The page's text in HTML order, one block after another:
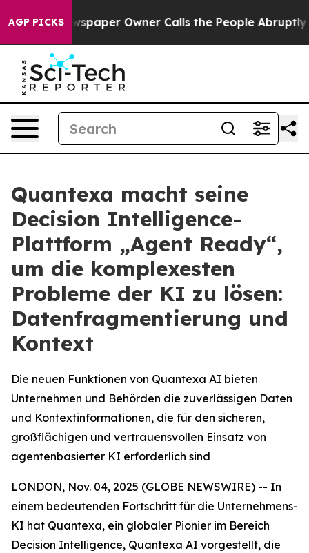
AGP PICKS
Newspaper Owner Calls the People Abruptly Laid
Quantexa macht seine
Decision Intelligence-
Plattform „Agent Ready“,
um die komplexesten
Probleme der KI zu lösen:
Datenfragmentierung und
Kontext
Die neuen Funktionen von Quantexa AI bieten
Unternehmen und Behörden die zuverlässigen Daten
und Kontextinformationen, die für den sicheren,
großflächigen und vertrauensvollen Einsatz von
agentenbasierter KI erforderlich sind
LONDON, Nov. 04, 2025 (GLOBE NEWSWIRE) -- In
einem bedeutenden Fortschritt für die Unternehmens-
KI hat Quantexa, ein globaler Pionier im Bereich
Decision Intelligence, Quantexa AI vorgestellt, die